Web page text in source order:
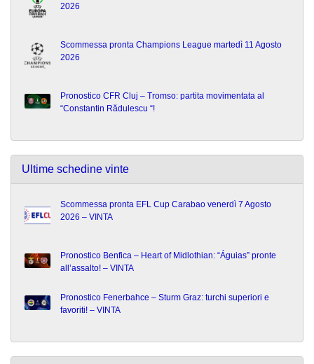
2026
Scommessa pronta Champions League martedì 11 Agosto
2026
Pronostico CFR Cluj – Tromso: partita movimentata al
“Constantin Rădulescu “!
Ultime schedine vinte
Scommessa pronta EFL Cup Carabao venerdì 7 Agosto
2026 – VINTA
Pronostico Benfica – Heart of Midlothian: “Águias” pronte
all’assalto! – VINTA
Pronostico Fenerbahce – Sturm Graz: turchi superiori e
favoriti! – VINTA